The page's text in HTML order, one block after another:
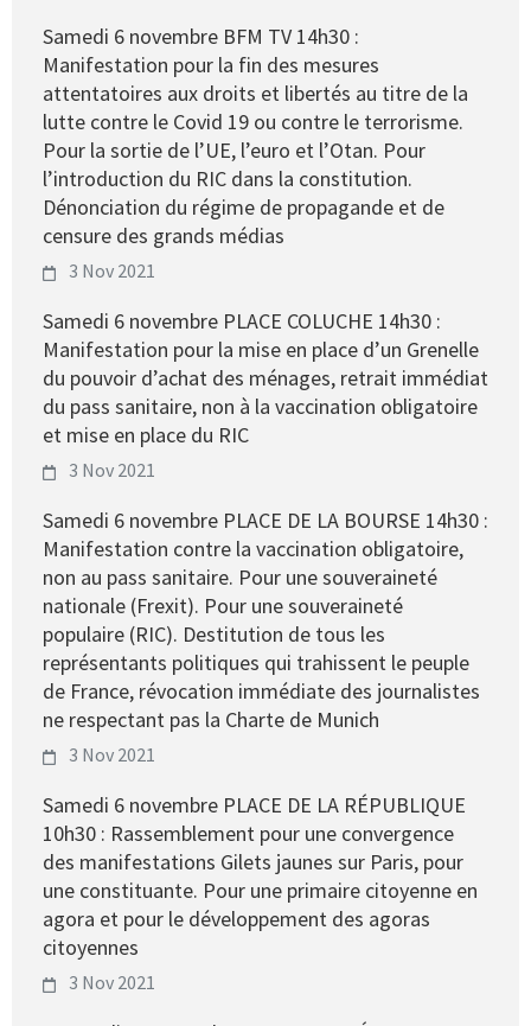
Samedi 6 novembre BFM TV 14h30 :
Manifestation pour la fin des mesures
attentatoires aux droits et libertés au titre de la
lutte contre le Covid 19 ou contre le terrorisme.
Pour la sortie de l’UE, l’euro et l’Otan. Pour
l’introduction du RIC dans la constitution.
Dénonciation du régime de propagande et de
censure des grands médias
3 Nov 2021
Samedi 6 novembre PLACE COLUCHE 14h30 :
Manifestation pour la mise en place d’un Grenelle
du pouvoir d’achat des ménages, retrait immédiat
du pass sanitaire, non à la vaccination obligatoire
et mise en place du RIC
3 Nov 2021
Samedi 6 novembre PLACE DE LA BOURSE 14h30 :
Manifestation contre la vaccination obligatoire,
non au pass sanitaire. Pour une souveraineté
nationale (Frexit). Pour une souveraineté
populaire (RIC). Destitution de tous les
représentants politiques qui trahissent le peuple
de France, révocation immédiate des journalistes
ne respectant pas la Charte de Munich
3 Nov 2021
Samedi 6 novembre PLACE DE LA RÉPUBLIQUE
10h30 : Rassemblement pour une convergence
des manifestations Gilets jaunes sur Paris, pour
une constituante. Pour une primaire citoyenne en
agora et pour le développement des agoras
citoyennes
3 Nov 2021